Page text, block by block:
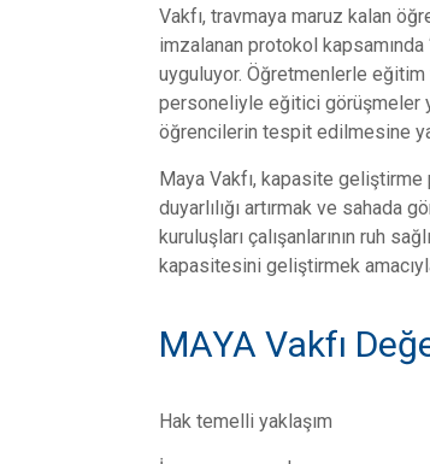
Vakfı, travmaya maruz kalan
imzalanan protokol kapsamında
uyguluyor. Öğretmenlerle eğitim
personeliyle eğitici görüşmeler
öğrencilerin tespit edilmesine
Maya Vakfı, kapasite geliştirme
duyarlılığı artırmak ve sahada
kuruluşları çalışanlarının ruh
kapasitesini geliştirmek
MAYA Vakfı
Hak temelli yaklaşım